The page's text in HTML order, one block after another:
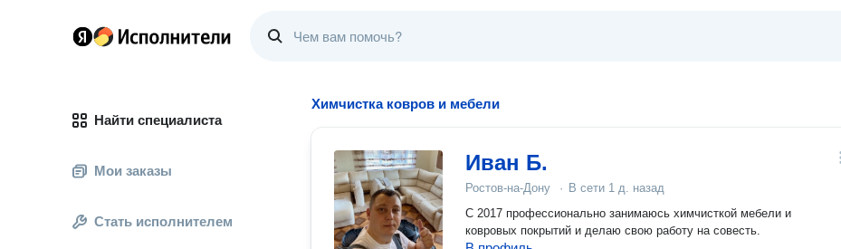
Найти специалиста
Мои заказы
Стать исполнителем
Химчистка ковров и мебели
Иван Б.
Ростов-на-Дону · В сети 1 д. назад
С 2017 профессионально занимаюсь химчисткой мебели и
ковровых покрытий и делаю свою работу на совесть.